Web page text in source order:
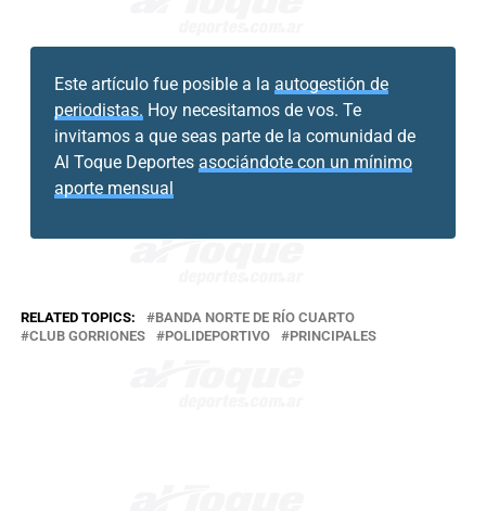
Este artículo fue posible a la autogestión de
periodistas. Hoy necesitamos de vos. Te
invitamos a que seas parte de la comunidad de
Al Toque Deportes asociándote con un mínimo
aporte mensual
RELATED TOPICS:
BANDA NORTE DE RÍO CUARTO
CLUB GORRIONES
POLIDEPORTIVO PRINCIPALES